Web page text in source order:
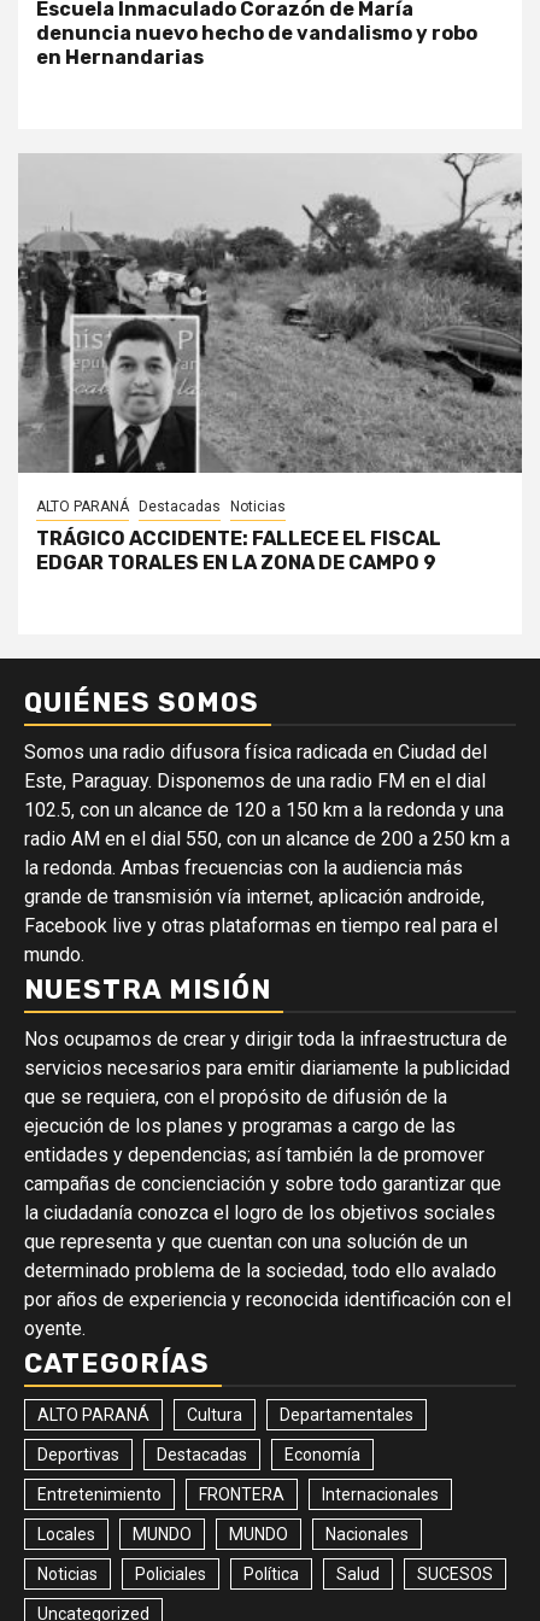
Escuela Inmaculado Corazón de María
denuncia nuevo hecho de vandalismo y robo
en Hernandarias
ALTO PARANÁ Destacadas Noticias
TRÁGICO ACCIDENTE: FALLECE EL FISCAL
EDGAR TORALES EN LA ZONA DE CAMPO 9
QUIÉNES SOMOS
Somos una radio difusora física radicada en Ciudad del
Este, Paraguay. Disponemos de una radio FM en el dial
102.5, con un alcance de 120 a 150 km a la redonda y una
radio AM en el dial 550, con un alcance de 200 a 250 km a
la redonda. Ambas frecuencias con la audiencia más
grande de transmisión vía internet, aplicación androide,
Facebook live y otras plataformas en tiempo real para el
mundo.
NUESTRA MISIÓN
Nos ocupamos de crear y dirigir toda la infraestructura de
servicios necesarios para emitir diariamente la publicidad
que se requiera, con el propósito de difusión de la
ejecución de los planes y programas a cargo de las
entidades y dependencias; así también la de promover
campañas de concienciación y sobre todo garantizar que
la ciudadanía conozca el logro de los objetivos sociales
que representa y que cuentan con una solución de un
determinado problema de la sociedad, todo ello avalado
por años de experiencia y reconocida identificación con el
oyente.
CATEGORÍAS
ALTO PARANÁ Cultura Departamentales
Deportivas Destacadas Economía
Entretenimiento FRONTERA Internacionales
Locales MUNDO MUNDO Nacionales
Noticias Policiales Política Salud SUCESOS
Uncategorized